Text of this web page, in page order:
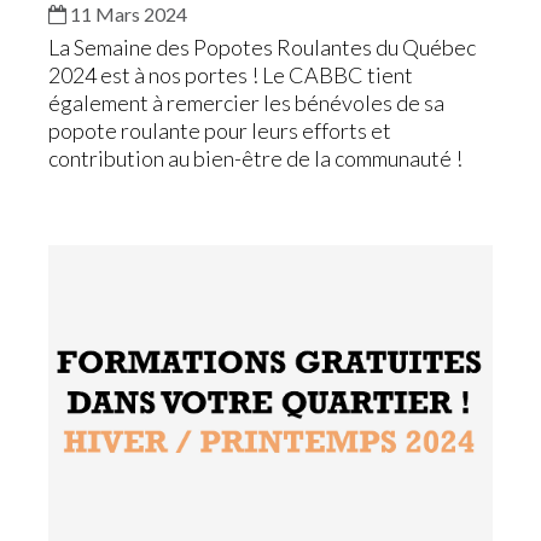
11 Mars 2024
La Semaine des Popotes Roulantes du Québec
2024 est à nos portes ! Le CABBC tient
également à remercier les bénévoles de sa
popote roulante pour leurs efforts et
contribution au bien-être de la communauté !